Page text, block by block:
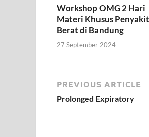
Workshop OMG 2 Hari
Materi Khusus Penyakit
Berat di Bandung
27 September 2024
PREVIOUS ARTICLE
Prolonged Expiratory